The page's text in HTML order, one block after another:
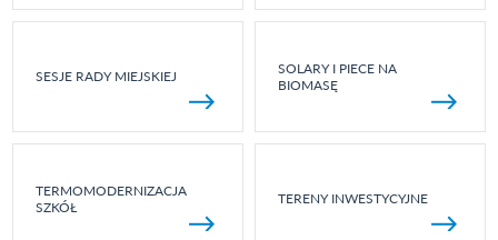
SESJE RADY MIEJSKIEJ
SOLARY I PIECE NA
BIOMASĘ
TERMOMODERNIZACJA
SZKÓŁ
TERENY INWESTYCYJNE